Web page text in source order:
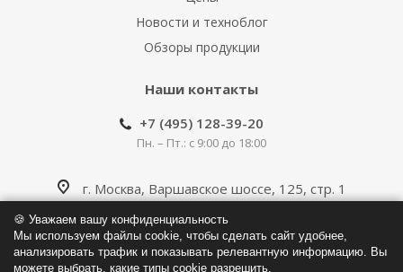
Новости и техноблог
Обзоры продукции
Наши контакты
+7 (495) 128-39-20
Пн. – Пт.: с 9:00 до 18:00
г. Москва, Варшавское шоссе, 125, стр. 1
info@klapan.pro
🍪 Уважаем вашу конфиденциальность
Мы используем файлы cookie, чтобы сделать сайт удобнее,
анализировать трафик и показывать релевантную информацию. Вы
можете выбрать, какие типы cookie разрешить.